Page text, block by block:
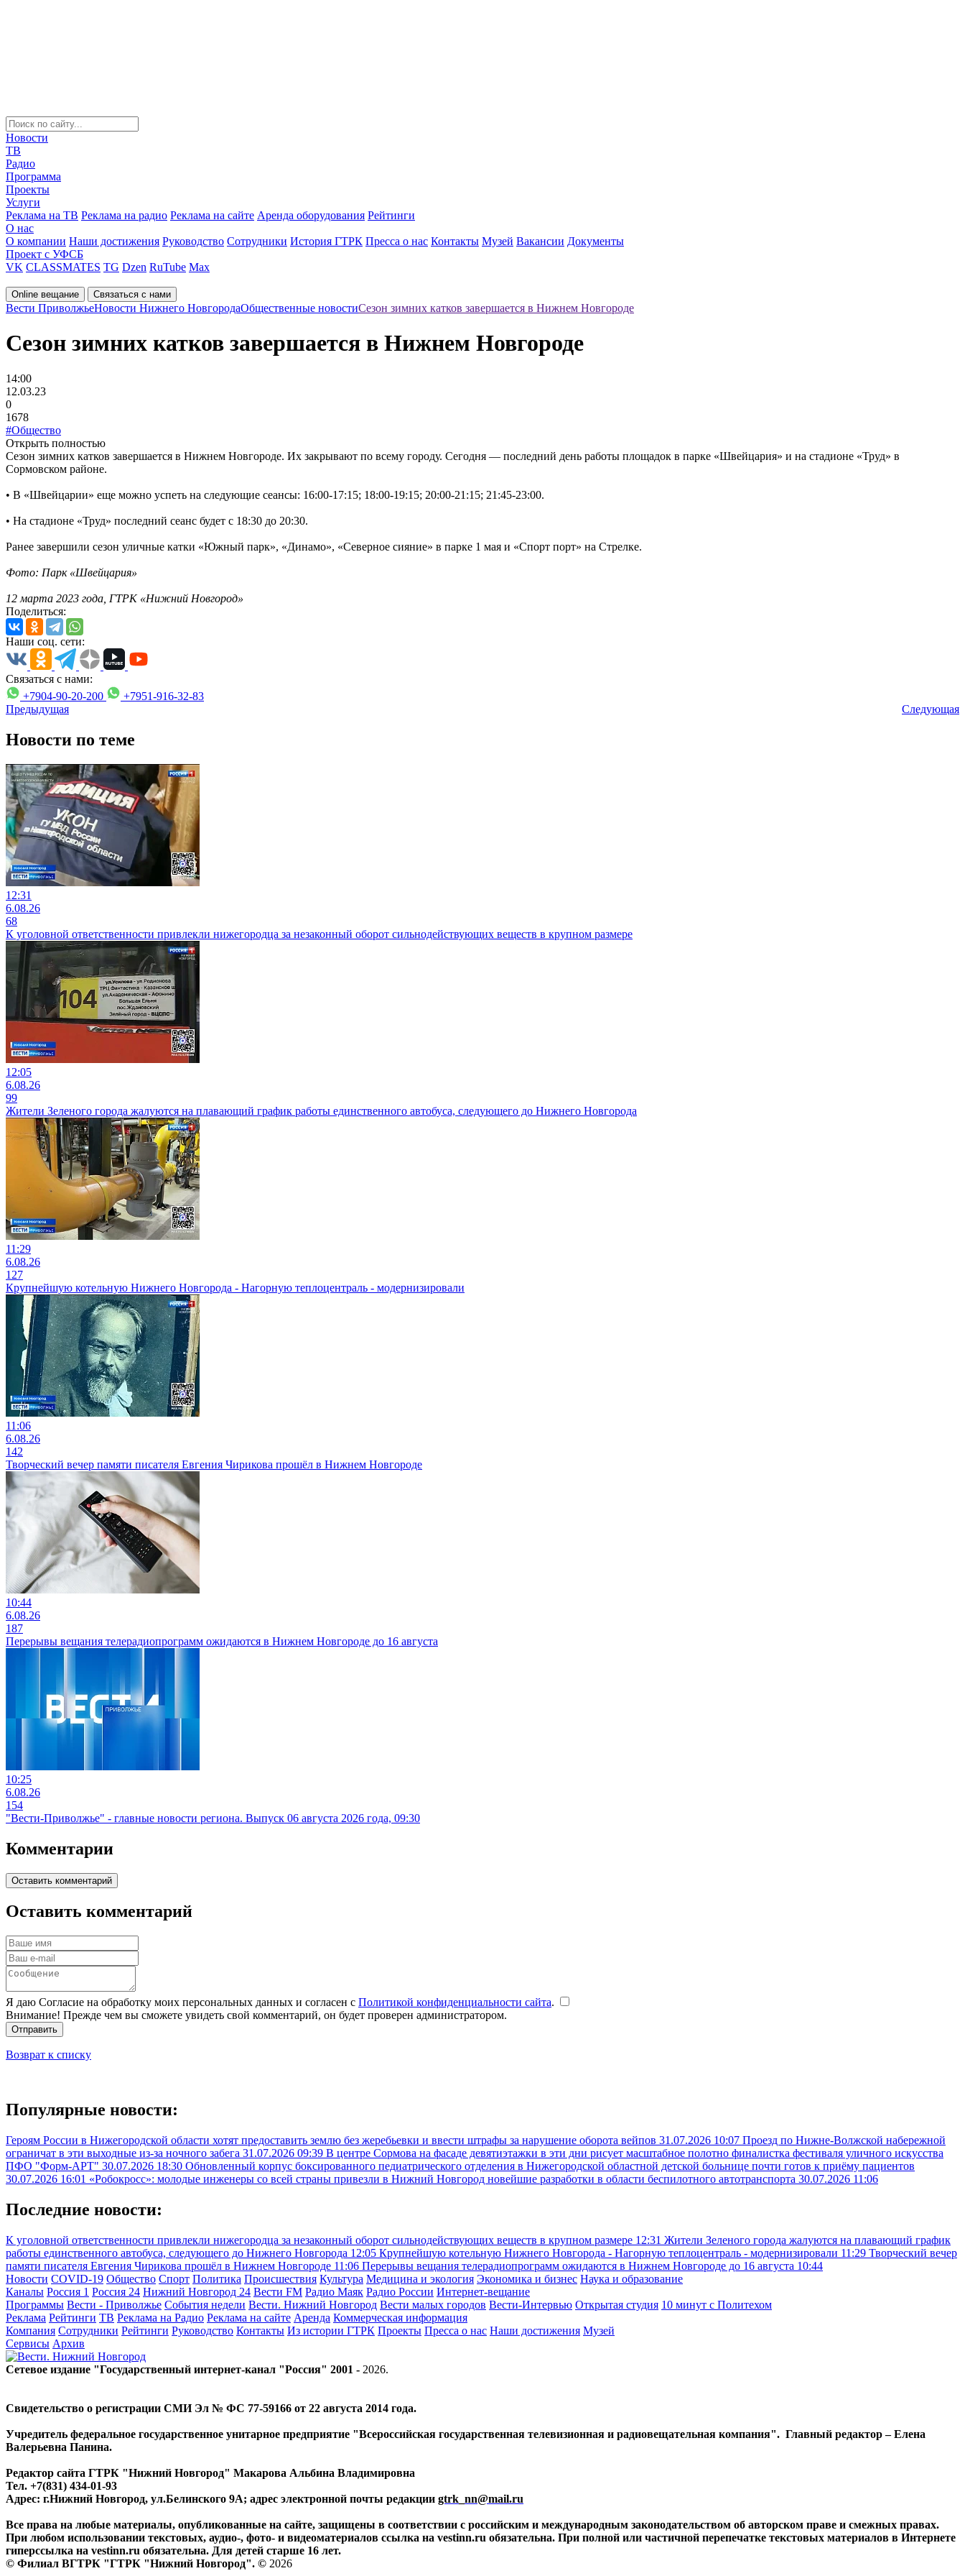
Новости
ТВ
Радио
Программа
Проекты
Услуги
Реклама на ТВ Реклама на радио Реклама на сайте Аренда оборудования Рейтинги
О нас
О компании Наши достижения Руководство Сотрудники История ГТРК Пресса о нас Контакты Музей Вакансии Документы
Проект с УФСБ
VK CLASSMATES TG Dzen RuTube Max
Online вещание Связаться с нами
Вести ПриволжьеНовости Нижнего НовгородаОбщественные новостиСезон зимних катков завершается в Нижнем Новгороде
Сезон зимних катков завершается в Нижнем Новгороде
14:00
12.03.23
0
1678
#Общество
Открыть полностью
Сезон зимних катков завершается в Нижнем Новгороде. Их закрывают по всему городу. Сегодня — последний день работы площадок в парке «Швейцария» и на стадионе «Труд» в
Сормовском районе.
• В «Швейцарии» еще можно успеть на следующие сеансы: 16:00-17:15; 18:00-19:15; 20:00-21:15; 21:45-23:00.
• На стадионе «Труд» последний сеанс будет с 18:30 до 20:30.
Ранее завершили сезон уличные катки «Южный парк», «Динамо», «Северное сияние» в парке 1 мая и «Спорт порт» на Стрелке.
Фото: Парк «Швейцария»
12 марта 2023 года, ГТРК «Нижний Новгород»
Поделиться:
Наши соц. сети:
Связаться с нами:
+7904-90-20-200
+7951-916-32-83
Предыдущая
Следующая
Новости по теме
12:31
6.08.26
68
К уголовной ответственности привлекли нижегородца за незаконный оборот сильнодействующих веществ в крупном размере
12:05
6.08.26
99
Жители Зеленого города жалуются на плавающий график работы единственного автобуса, следующего до Нижнего Новгорода
11:29
6.08.26
127
Крупнейшую котельную Нижнего Новгорода - Нагорную теплоцентраль - модернизировали
11:06
6.08.26
142
Творческий вечер памяти писателя Евгения Чирикова прошёл в Нижнем Новгороде
10:44
6.08.26
187
Перерывы вещания телерадиопрограмм ожидаются в Нижнем Новгороде до 16 августа
10:25
6.08.26
154
"Вести-Приволжье" - главные новости региона. Выпуск 06 августа 2026 года, 09:30
Комментарии
Оставить комментарий
Оставить комментарий
Я даю Согласие на обработку моих персональных данных и согласен с Политикой конфиденциальности сайта.
Внимание! Прежде чем вы сможете увидеть свой комментарий, он будет проверен администратором.
Отправить
Возврат к списку
Популярные новости:
Героям России в Нижегородской области хотят предоставить землю без жеребьевки и ввести штрафы за нарушение оборота вейпов 31.07.2026 10:07 Проезд по Нижне-Волжской набережной
ограничат в эти выходные из-за ночного забега 31.07.2026 09:39 В центре Сормова на фасаде девятиэтажки в эти дни рисует масштабное полотно финалистка фестиваля уличного искусства
ПФО "Форм-АРТ" 30.07.2026 18:30 Обновленный корпус боксированного педиатрического отделения в Нижегородской областной детской больнице почти готов к приёму пациентов
30.07.2026 16:01 «Робокросс»: молодые инженеры со всей страны привезли в Нижний Новгород новейшие разработки в области беспилотного автотранспорта 30.07.2026 11:06
Последние новости:
К уголовной ответственности привлекли нижегородца за незаконный оборот сильнодействующих веществ в крупном размере 12:31 Жители Зеленого города жалуются на плавающий график
работы единственного автобуса, следующего до Нижнего Новгорода 12:05 Крупнейшую котельную Нижнего Новгорода - Нагорную теплоцентраль - модернизировали 11:29 Творческий вечер
памяти писателя Евгения Чирикова прошёл в Нижнем Новгороде 11:06 Перерывы вещания телерадиопрограмм ожидаются в Нижнем Новгороде до 16 августа 10:44
Новости COVID-19 Общество Спорт Политика Происшествия Культура Медицина и экология Экономика и бизнес Наука и образование
Каналы Россия 1 Россия 24 Нижний Новгород 24 Вести FM Радио Маяк Радио России Интернет-вещание
Программы Вести - Приволжье События недели Вести. Нижний Новгород Вести малых городов Вести-Интервью Открытая студия 10 минут с Политехом
Реклама Рейтинги ТВ Реклама на Радио Реклама на сайте Аренда Коммерческая информация
Компания Сотрудники Рейтинги Руководство Контакты Из истории ГТРК Проекты Пресса о нас Наши достижения Музей
Сервисы Архив
Сетевое издание "Государственный интернет-канал "Россия" 2001 - 2026.
Свидетельство о регистрации СМИ Эл № ФС 77-59166 от 22 августа 2014 года.
Учредитель федеральное государственное унитарное предприятие "Всероссийская государственная телевизионная и радиовещательная компания". Главный редактор – Елена
Валерьевна Панина.
Редактор сайта ГТРК "Нижний Новгород" Макарова Альбина Владимировна
Тел. +7(831) 434-01-93
Адрес: г.Нижний Новгород, ул.Белинского 9А; адрес электронной почты редакции gtrk_nn@mail.ru
Все права на любые материалы, опубликованные на сайте, защищены в соответствии с российским и международным законодательством об авторском праве и смежных правах.
При любом использовании текстовых, аудио-, фото- и видеоматериалов ссылка на vestinn.ru обязательна. При полной или частичной перепечатке текстовых материалов в Интернете
гиперссылка на vestinn.ru обязательна. Для детей старше 16 лет.
© Филиал ВГТРК "ГТРК "Нижний Новгород". © 2026